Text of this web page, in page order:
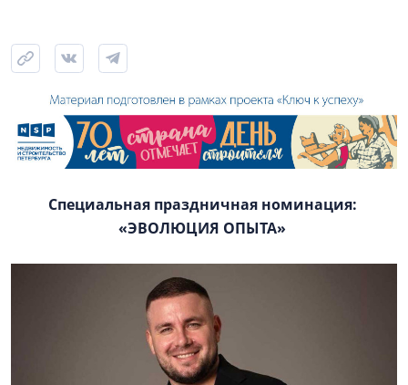
Специальная праздничная номинация:
«ЭВОЛЮЦИЯ ОПЫТА»